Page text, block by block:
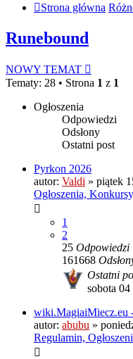
Strona główna
Runebound
NOWY TEMAT
Tematy: 28 • Strona 1 z 1
Ogłoszenia
Odpowiedzi
Odsłony
Ostatni post
Pyrkon 2026
autor: Valdi » piątek
Ogłoszenia,
1
2
25 Odpowiedzi
161668
Ostatni
sobota
wiki.MagiaiMiecz.eu
autor: abubu »
Regulamin,